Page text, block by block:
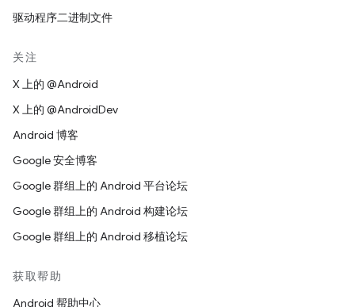
驱动程序二进制文件
关注
X 上的 @Android
X 上的 @AndroidDev
Android 博客
Google 安全博客
Google 群组上的 Android 平台论坛
Google 群组上的 Android 构建论坛
Google 群组上的 Android 移植论坛
获取帮助
Android 帮助中心